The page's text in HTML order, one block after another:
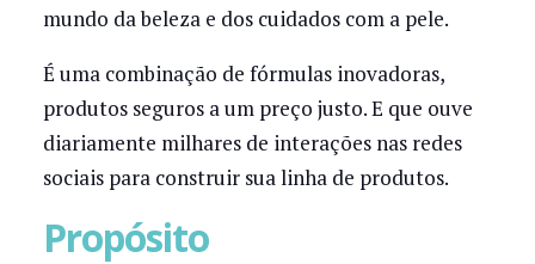
mundo da beleza e dos cuidados com a pele.
É uma combinação de fórmulas inovadoras,
produtos seguros a um preço justo. E que ouve
diariamente milhares de interações nas redes
sociais para construir sua linha de produtos.
Propósito